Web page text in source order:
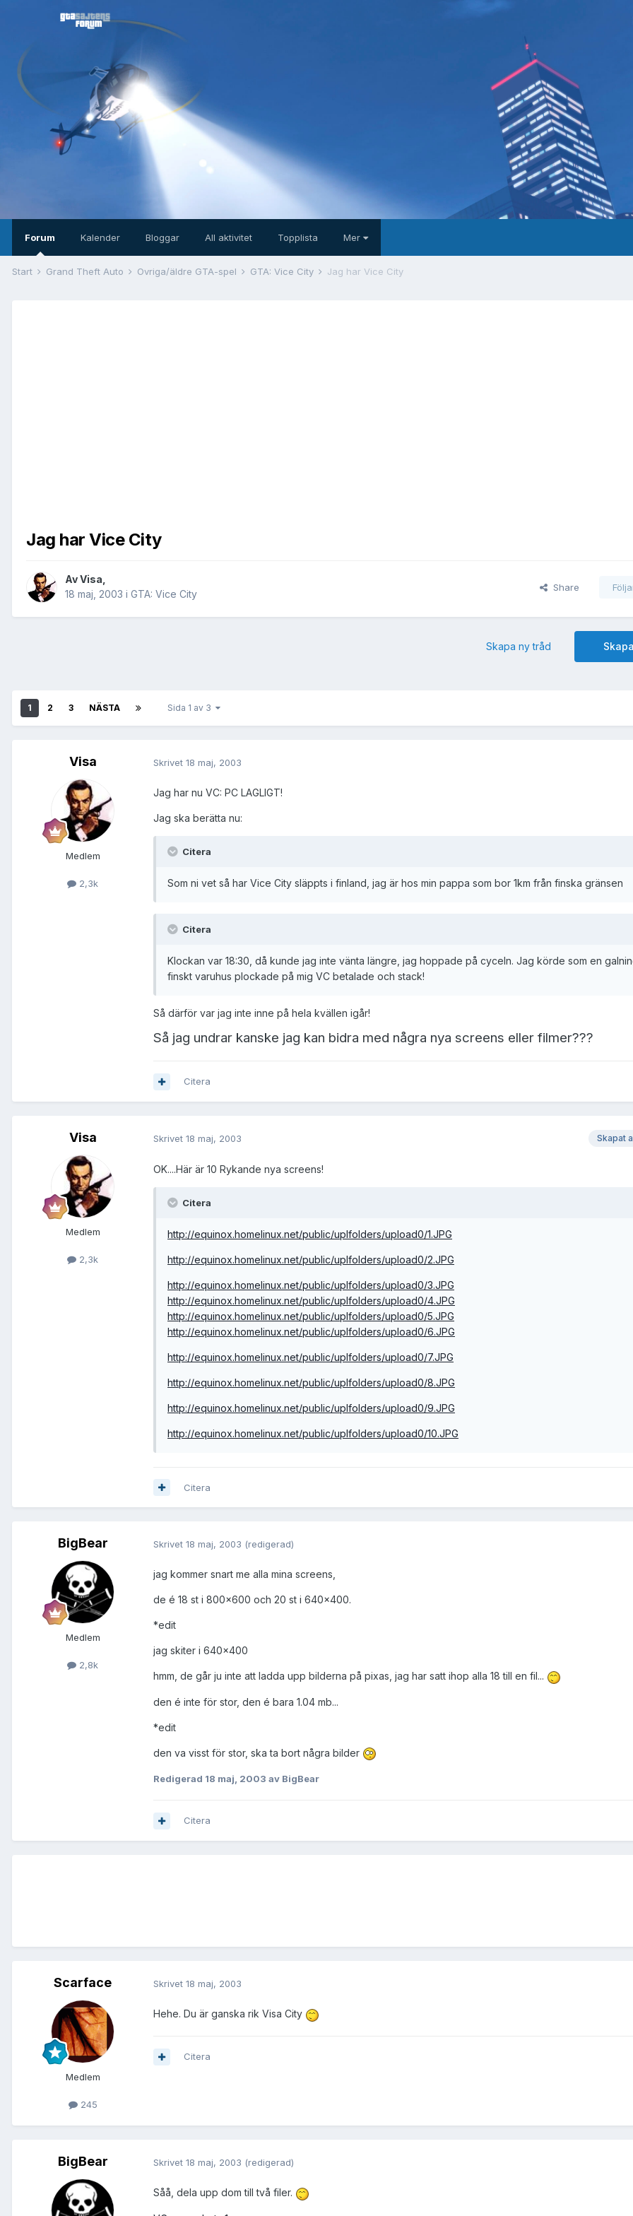
Forum Kalender Bloggar All aktivitet Topplista Mer
Start Grand Theft Auto Övriga/äldre GTA-spel GTA: Vice City Jag har Vice City
Jag har Vice City
AvVisa
18 maj, 2003 i GTA: Vice City
Share
Skapa ny tråd
1 2 3 NÄSTA Sida 1 av 3
Visa
Medlem
2,3k
Skrivet 18 maj, 2003
Jag har nu VC: PC LAGLIGT!
Jag ska berätta nu:
Citera
Som ni vet så har Vice City släppts i finland, jag är hos min pappa som bor 1km från finska gränsen
Citera
Klockan var 18:30, då kunde jag inte vänta längre, jag hoppade på cyceln. Jag körde som en
finskt varuhus plockade på mig VC betalade och stack!
Så därför var jag inte inne på hela kvällen igår!
Så jag undrar kanske jag kan bidra med några nya screens eller filmer???
Citera
Visa
Medlem
2,3k
Skapat
Skrivet 18 maj, 2003
OK....Här är 10 Rykande nya screens!
Citera
http://equinox.homelinux.net/public/uplfolders/upload0/1.JPG
http://equinox.homelinux.net/public/uplfolders/upload0/2.JPG
http://equinox.homelinux.net/public/uplfolders/upload0/3.JPG
http://equinox.homelinux.net/public/uplfolders/upload0/4.JPG
http://equinox.homelinux.net/public/uplfolders/upload0/5.JPG
http://equinox.homelinux.net/public/uplfolders/upload0/6.JPG
http://equinox.homelinux.net/public/uplfolders/upload0/7.JPG
http://equinox.homelinux.net/public/uplfolders/upload0/8.JPG
http://equinox.homelinux.net/public/uplfolders/upload0/9.JPG
http://equinox.homelinux.net/public/uplfolders/upload0/10.JPG
Citera
BigBear
Medlem
2,8k
Skrivet 18 maj, 2003 (redigerad)
jag kommer snart me alla mina screens,
de é 18 st i 800x600 och 20 st i 640x400.
*edit
jag skiter i 640x400
hmm, de går ju inte att ladda upp bilderna på pixas, jag har satt ihop alla 18 till en fil...
den é inte för stor, den é bara 1.04 mb...
*edit
den va visst för stor, ska ta bort några bilder
Redigerad 18 maj, 2003 av BigBear
Citera
Scarface
Medlem
245
Skrivet 18 maj, 2003
Hehe. Du är ganska rik Visa City
Citera
BigBear Skrivet 18 maj, 2003 (redigerad)
Såå, dela upp dom till två filer.